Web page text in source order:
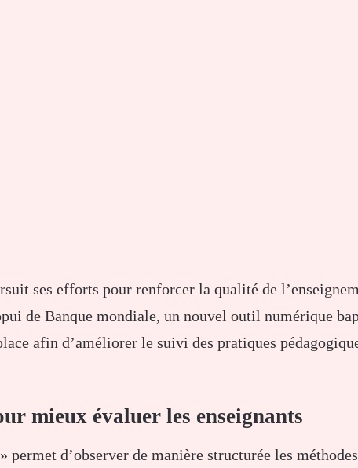
ses efforts pour renforcer la qualité de
de Banque mondiale, un nouvel outil numérique
afin d’améliorer le suivi des pratiques
mieux évaluer les enseignants
d’observer de manière structurée les méthodes